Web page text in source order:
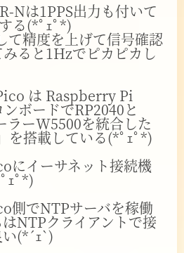
Nは1PPS出力も付いて
る(*ﾟｪﾟ*)
て精度を上げて信号確認
ると1Hzでピカピカし
は Raspberry Pi
ボードでRP2040と
ラーW5500を統合した
を搭載している(*ﾟｪﾟ*)
にイーサネット接続機
ｪﾟ*)
側でNTPサーバを稼働
NTPクライアントで接
(*´ｪ`)